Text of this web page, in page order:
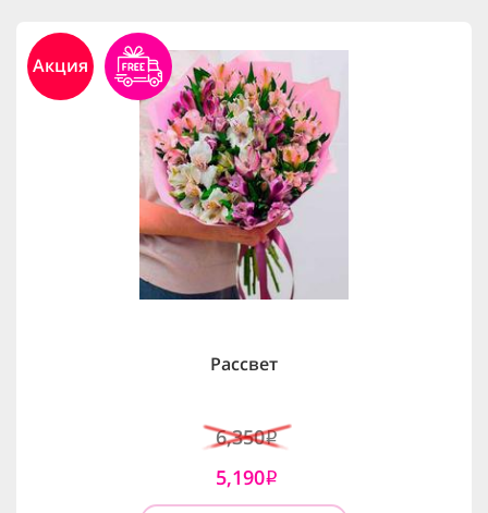
Акция
Рассвет
6,350i
5,190i